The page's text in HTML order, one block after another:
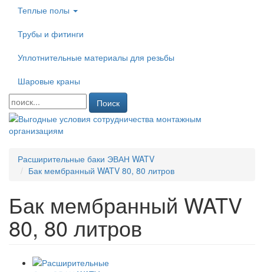
Теплые полы
Трубы и фитинги
Уплотнительные материалы для резьбы
Шаровые краны
Поиск
Расширительные баки ЭВАН WATV
Бак мембранный WATV 80, 80 литров
Бак мембранный WATV
80, 80 литров